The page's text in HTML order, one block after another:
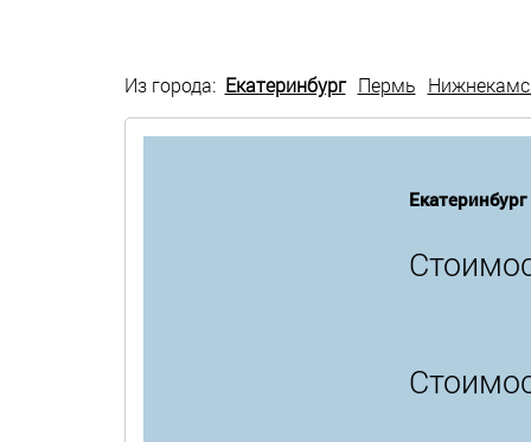
Из города: Екатеринбург Пермь
Екатеринбург